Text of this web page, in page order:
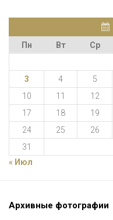
Пн
Вт Ср
3
4 5
10
11 12
17
18 19
24
25 26
31
« Июл
Архивные фотографии